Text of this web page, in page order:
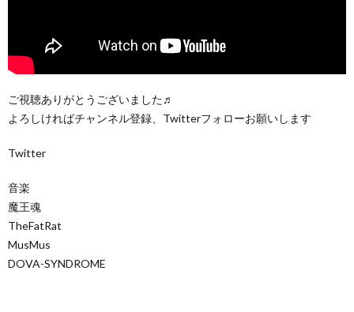
ご視聴ありがとうございました♬
よろしければチャンネル登録、Twitterフォローお願いします
Twitter
音楽
魔王魂
TheFatRat
MusMus
DOVA-SYNDROME